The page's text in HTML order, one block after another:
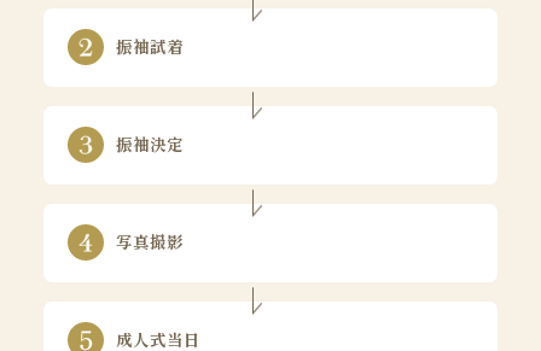
振袖試着
振袖決定
写真撮影
成人式当日